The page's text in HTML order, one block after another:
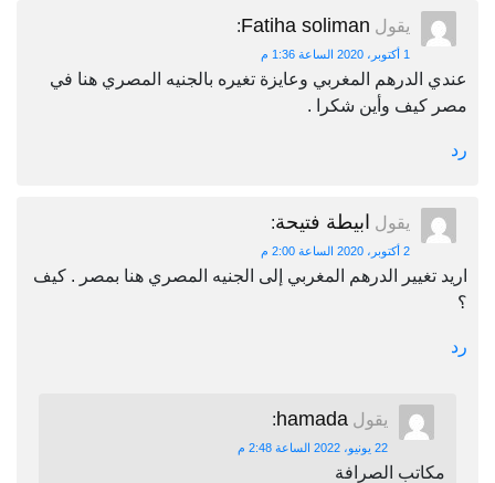
يقول Fatiha soliman
:
1 أكتوبر، 2020 الساعة 1:36 م
عندي الدرهم المغربي وعايزة تغيره بالجنيه المصري هنا في
مصر كيف وأين شكرا .
رد
يقول ابيطة فتيحة:
2 أكتوبر، 2020 الساعة 2:00 م
اريد تغيير الدرهم المغربي إلى الجنيه المصري هنا بمصر . كيف
؟
رد
يقول hamada
:
22 يونيو، 2022 الساعة 2:48 م
مكاتب الصرافة